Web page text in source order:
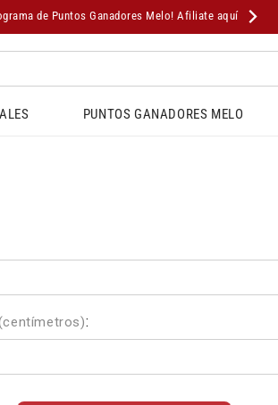
de Puntos Ganadores Melo! Afiliate aquí
PUNTOS GANADORES MELO
: